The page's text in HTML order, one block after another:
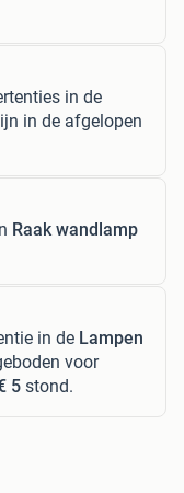
in de
in de afgelopen
Raak wandlamp
in de Lampen
voor
5 stond.